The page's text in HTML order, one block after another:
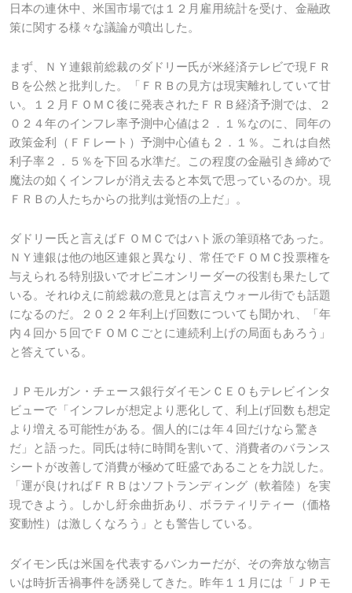
日本の連休中、米国市場では１２月雇用統計を受け、金融政
策に関する様々な議論が噴出した。
まず、ＮＹ連銀前総裁のダドリー氏が米経済テレビで現ＦＲ
Ｂを公然と批判した。「ＦＲＢの見方は現実離れしていて甘
い。１２月ＦＯＭＣ後に発表されたＦＲＢ経済予測では、２
０２４年のインフレ率予測中心値は２．１％なのに、同年の
政策金利（ＦＦレート）予測中心値も２．１％。これは自然
利子率２．５％を下回る水準だ。この程度の金融引き締めで
魔法の如くインフレが消え去ると本気で思っているのか。現
ＦＲＢの人たちからの批判は覚悟の上だ」。
ダドリー氏と言えばＦＯＭＣではハト派の筆頭格であった。
ＮＹ連銀は他の地区連銀と異なり、常任でＦＯＭＣ投票権を
与えられる特別扱いでオピニオンリーダーの役割も果たして
いる。それゆえに前総裁の意見とは言えウォール街でも話題
になるのだ。２０２２年利上げ回数についても聞かれ、「年
内４回か５回でＦＯＭＣごとに連続利上げの局面もあろう」
と答えている。
ＪＰモルガン・チェース銀行ダイモンＣＥＯもテレビインタ
ビューで「インフレが想定より悪化して、利上げ回数も想定
より増える可能性がある。個人的には年４回だけなら驚き
だ」と語った。同氏は特に時間を割いて、消費者のバランス
シートが改善して消費が極めて旺盛であることを力説した。
「運が良ければＦＲＢはソフトランディング（軟着陸）を実
現できよう。しかし紆余曲折あり、ボラティリティー（価格
変動性）は激しくなろう」とも警告している。
ダイモン氏は米国を代表するバンカーだが、その奔放な物言
いは時折舌禍事件を誘発してきた。昨年１１月には「ＪＰモ